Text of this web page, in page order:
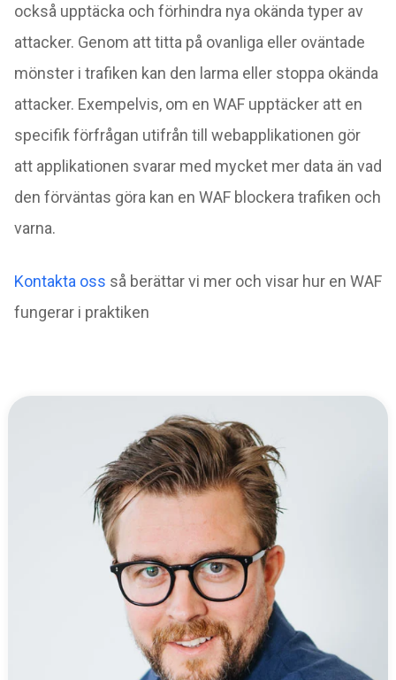
också upptäcka och förhindra nya okända typer av
attacker. Genom att titta på ovanliga eller oväntade
mönster i trafiken kan den larma eller stoppa okända
attacker. Exempelvis, om en WAF upptäcker att en
specifik förfrågan utifrån till webapplikationen gör
att applikationen svarar med mycket mer data än vad
den förväntas göra kan en WAF blockera trafiken och
varna.
Kontakta oss så berättar vi mer och visar hur en WAF
fungerar i praktiken